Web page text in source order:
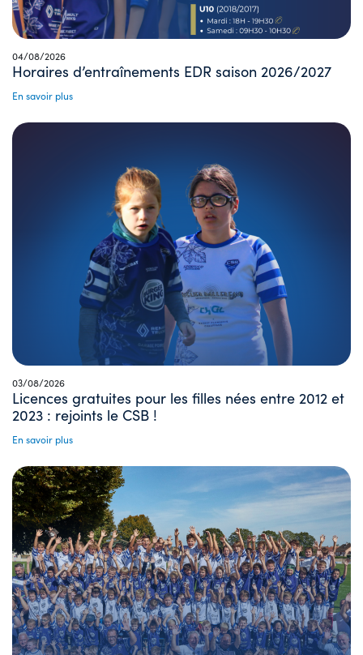
04/08/2026
Horaires d’entraînements EDR saison 2026/2027
En savoir plus
03/08/2026
Licences gratuites pour les filles nées entre 2012 et
2023 : rejoints le CSB !
En savoir plus